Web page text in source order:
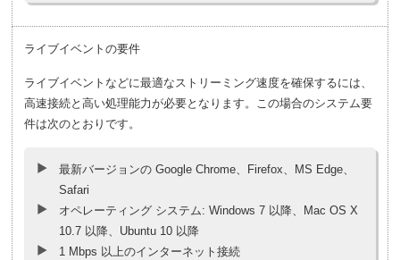
ライブイベントの要件
ライブイベントなどに最適なストリーミング速度を確保するには、
高速接続と高い処理能力が必要となります。この場合のシステム要
件は次のとおりです。
最新バージョンの Google Chrome、Firefox、MS Edge、
Safari
オペレーティング システム: Windows 7 以降、Mac OS X
10.7 以降、Ubuntu 10 以降
1 Mbps 以上のインターネット接続